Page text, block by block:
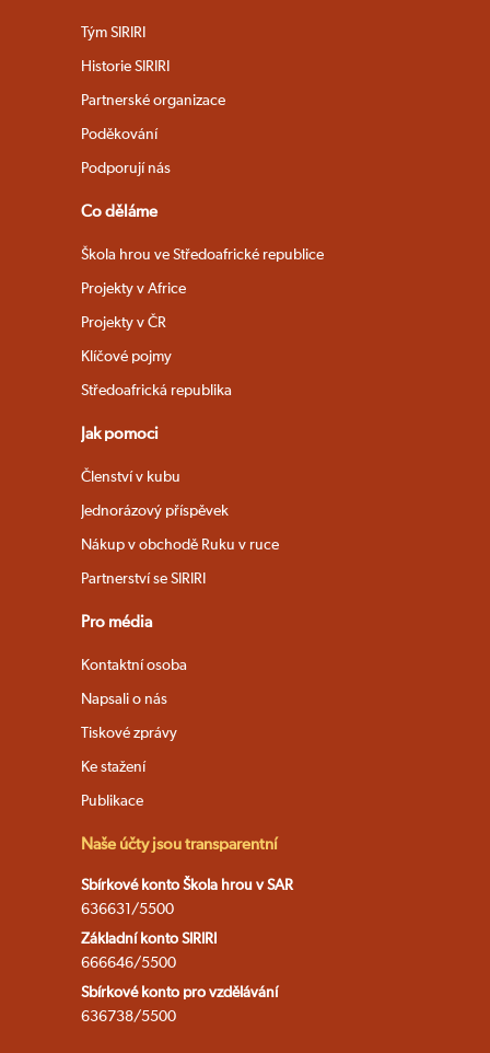
Tým SIRIRI
Historie SIRIRI
Partnerské organizace
Poděkování
Podporují nás
Co děláme
Škola hrou ve Středoafrické republice
Projekty v Africe
Projekty v ČR
Klíčové pojmy
Středoafrická republika
Jak pomoci
Členství v kubu
Jednorázový příspěvek
Nákup v obchodě Ruku v ruce
Partnerství se SIRIRI
Pro média
Kontaktní osoba
Napsali o nás
Tiskové zprávy
Ke stažení
Publikace
Naše účty jsou transparentní
Sbírkové konto Škola hrou v SAR
636631/5500
Základní konto SIRIRI
666646/5500
Sbírkové konto pro vzdělávání
636738/5500